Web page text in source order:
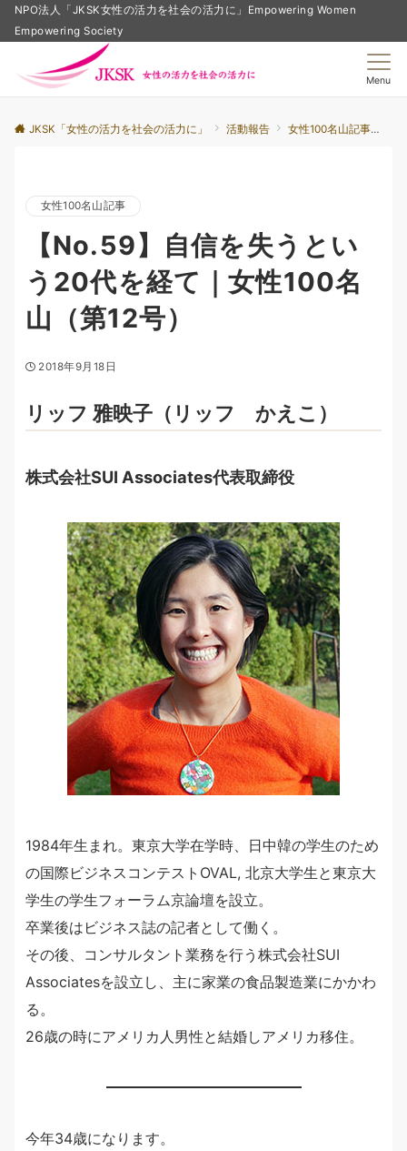
NPO法人「JKSK女性の活力を社会の活力に」Empowering Women
Empowering Society
Menu
JKSK「女性の活力を社会の活力に」 活動報告 女性100名山記事
女性100名山記事
【No.59】自信を失うとい
う20代を経て｜女性100名
山（第12号）
2018年9月18日
リッフ 雅映子（リッフ かえこ）
株式会社SUI Associates代表取締役
1984年生まれ。東京大学在学時、日中韓の学生のため
の国際ビジネスコンテストOVAL, 北京大学生と東京大
学生の学生フォーラム京論壇を設立。
卒業後はビジネス誌の記者として働く。
その後、コンサルタント業務を行う株式会社SUI
Associatesを設立し、主に家業の食品製造業にかかわ
る。
26歳の時にアメリカ人男性と結婚しアメリカ移住。
今年34歳になります。